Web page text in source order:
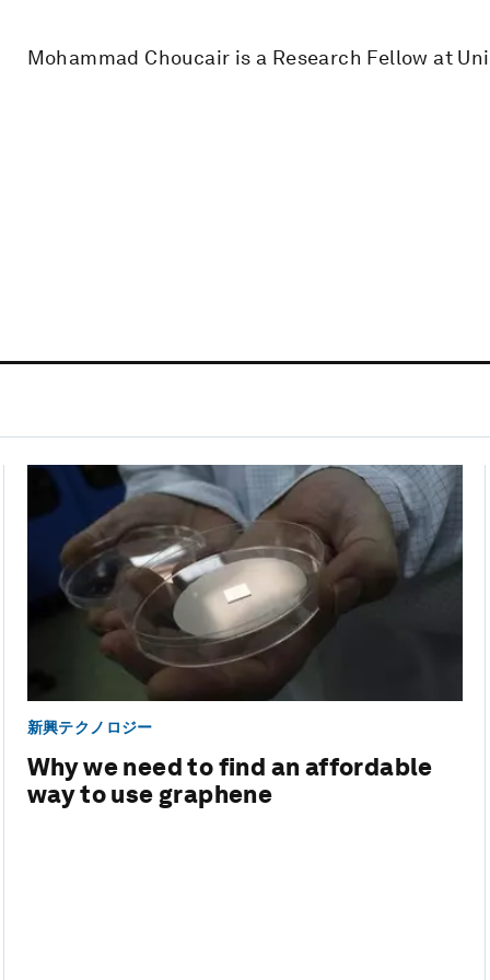
Mohammad Choucair is a Research Fellow at
新興テクノロジー
Why we need to find an affordable
way to use graphene